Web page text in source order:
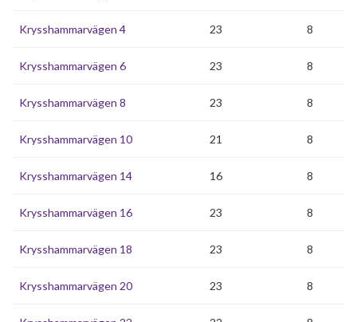
Krysshammarvägen 4 23 8
Krysshammarvägen 6 23 8
Krysshammarvägen 8 23 8
Krysshammarvägen 10 21 8
Krysshammarvägen 14 16 8
Krysshammarvägen 16 23 8
Krysshammarvägen 18 23 8
Krysshammarvägen 20 23 8